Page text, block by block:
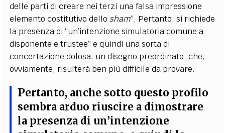
delle parti di creare nei terzi una falsa impressione
elemento costitutivo dello sham”. Pertanto, si richiede
la presenza di “un’intenzione simulatoria comune a
disponente e trustee” e quindi una sorta di
concertazione dolosa, un disegno preordinato, che,
ovviamente, risulterà ben più difficile da provare.
Pertanto, anche sotto questo profilo
sembra arduo riuscire a dimostrare
la presenza di un’intenzione